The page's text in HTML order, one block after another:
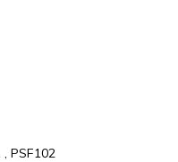
PSF102